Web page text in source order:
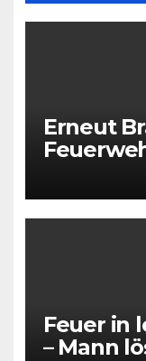
Erneut
Feuer in
– Mann